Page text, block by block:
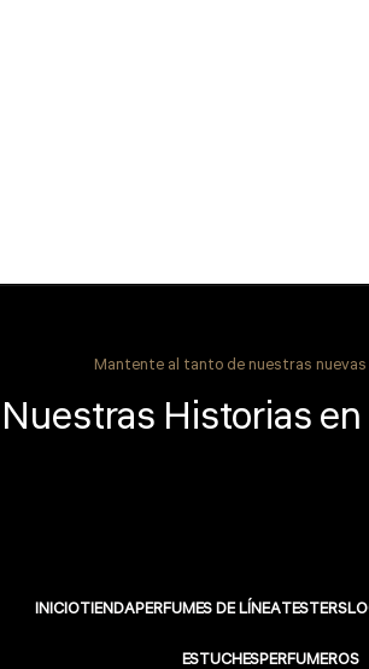
Mantente al tanto de nuestras
Nuestras Historias
INICIOTIENDAPERFUMES DE LÍNEATESTERS
ESTUCHESPERFUMEROS